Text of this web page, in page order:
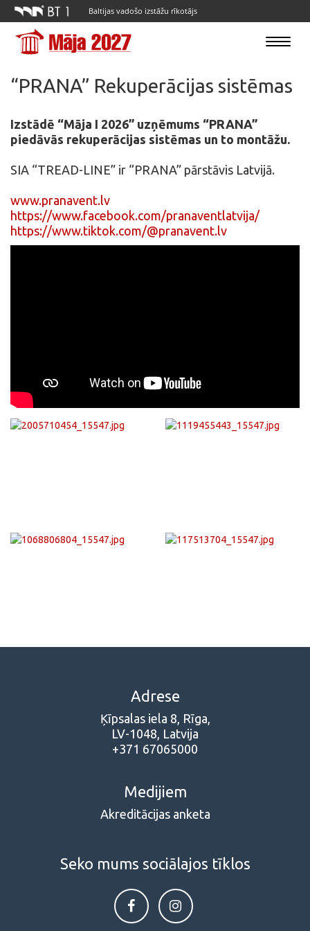
Baltijas vadošo izstāžu rīkotājs
Toggle
“PRANA” Rekuperācijas sistēmas
Izstādē “Māja I 2026” uzņēmums “PRANA”
piedāvās rekuperācijas sistēmas un to montāžu.
SIA “TREAD-LINE” ir “PRANA” pārstāvis Latvijā.
www.pranavent.lv
https://www.facebook.com/pranaventlatvija/
https://www.tiktok.com/@pranavent.lv
Adrese
Ķīpsalas iela 8, Rīga,
LV-1048, Latvija
+371 67065000
Medijiem
Akreditācijas anketa
Seko mums sociālajos tīklos